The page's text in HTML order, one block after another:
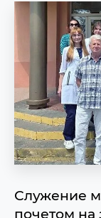
состав
Учебная
Научная
работа
СНО
Новости и
Служение
почетом на